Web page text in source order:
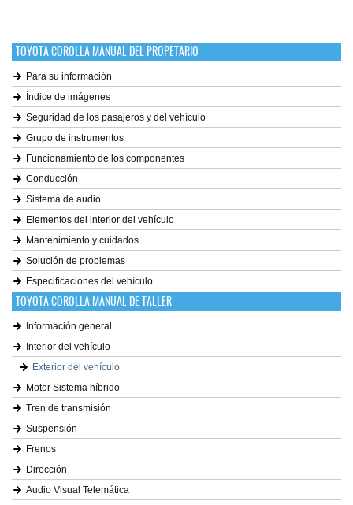
TOYOTA COROLLA MANUAL DEL PROPETARIO
Para su información
Índice de imágenes
Seguridad de los pasajeros y del vehículo
Grupo de instrumentos
Funcionamiento de los componentes
Conducción
Sistema de audio
Elementos del interior del vehículo
Mantenimiento y cuidados
Solución de problemas
Especificaciones del vehículo
TOYOTA COROLLA MANUAL DE TALLER
Información general
Interior del vehículo
Exterior del vehículo
Motor Sistema híbrido
Tren de transmisión
Suspensión
Frenos
Dirección
Audio Visual Telemática